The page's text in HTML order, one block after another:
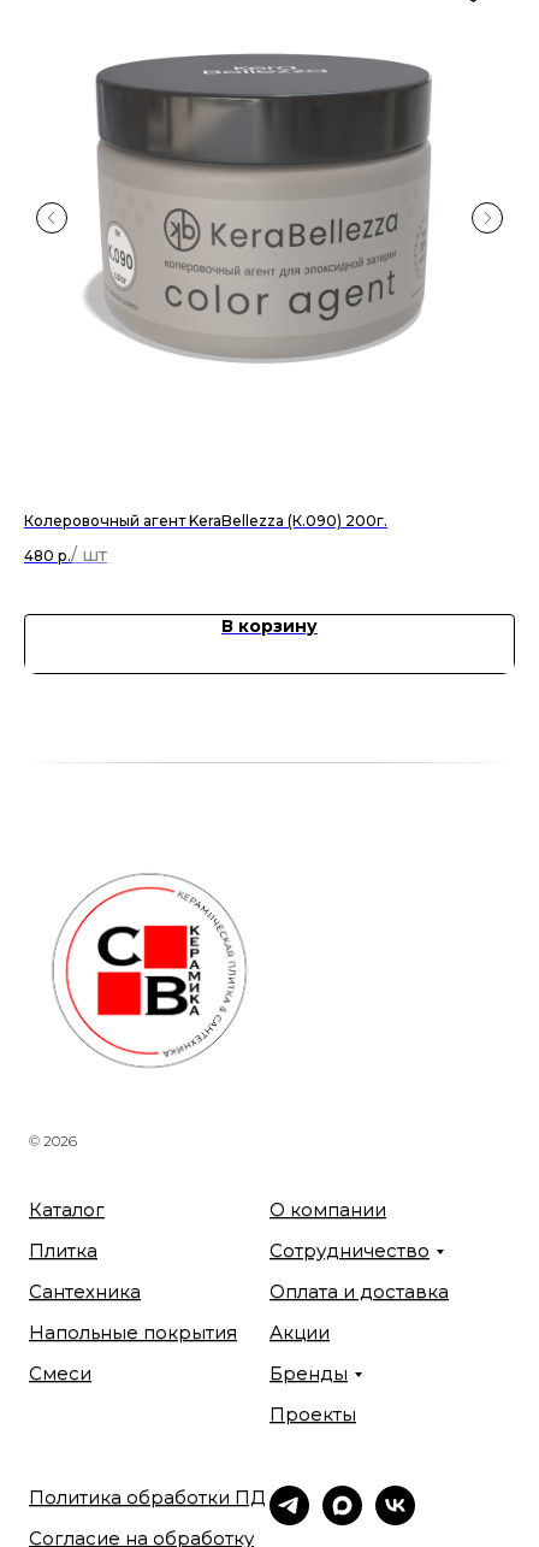
Колеровочный агент KeraBellezza (К.090) 200г.
480 р.
В корзину
© 2026
Каталог
Плитка
Сантехника
Напольные покрытия
Смеси
О компании
Сотрудничество
Оплата и доставка
Акции
Бренды
Проекты
Политика обработки ПД
Согласие на обработку